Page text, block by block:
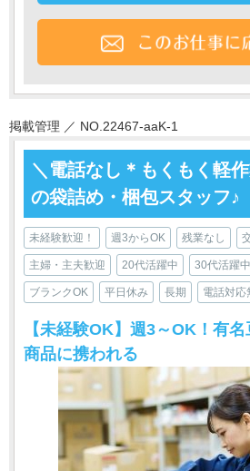
掲載管理 ／ NO.22467-aaK-1
＼電話なし＊もくもく軽
の袋詰め・梱包スタッフ♪
未経験歓迎！ 週3からOK 残業なし
主婦・主夫歓迎 20代活躍中 30代活躍中
ブランクOK 平日休み 長期 電話対応
【未経験OK】週3～OK！有
商品に携われる